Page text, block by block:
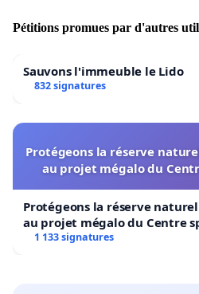
Pétitions promues par d'autres
Sauvons l'immeuble le Lido
832 signatures
Protégeons la réserve
au projet mégalo du
Protégeons la réserve
au projet mégalo du Centre
1 133 signatures